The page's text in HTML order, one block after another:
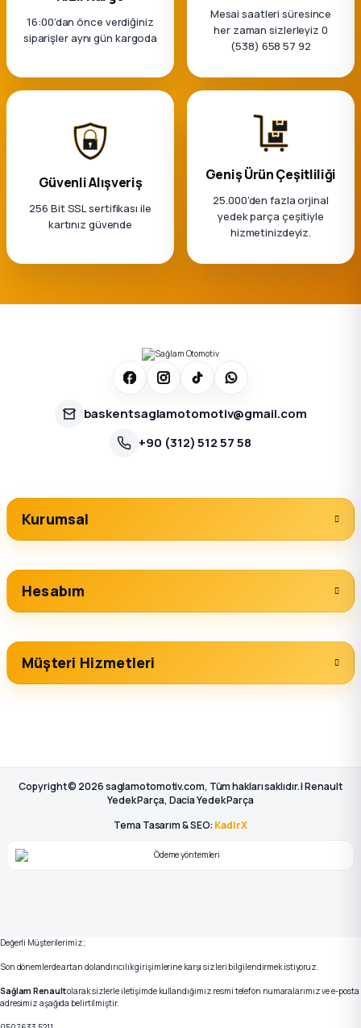
16:00’dan önce verdiğiniz
siparişler aynı gün kargoda
Mesai saatleri süresince
her zaman sizlerleyiz 0
(538) 658 57 92
Güvenli Alışveriş
256 Bit SSL sertifikası ile
kartınız güvende
Geniş Ürün Çeşitliliği
25.000'den fazla orjinal
yedek parça çeşitiyle
hizmetinizdeyiz.
baskentsaglamotomotiv@gmail.com
+90 (312) 512 57 58
Kurumsal
Hesabım
Müşteri Hizmetleri
Copyright © 2026 saglamotomotiv.com, Tüm hakları saklıdır. | Renault
Yedek Parça, Dacia Yedek Parça
Tema Tasarım & SEO: KadirX
Değerli Müşterilerimiz;
Son dönemlerde artan dolandırıcılık girişimlerine karşı sizleri bilgilendirmek istiyoruz.
Sağlam Renaultolarak sizlerle iletişimde kullandığımız resmi telefon numaralarımız ve e-posta
adresimiz aşağıda belirtilmiştir.